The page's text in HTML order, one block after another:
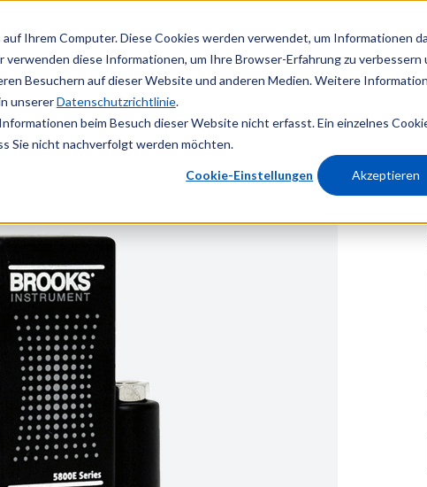
Ihrem Computer. Diese Cookies werden verwendet, um Informationen
diese Informationen, um Ihre Browser-Erfahrung zu verbessern
Besuchern auf dieser Website und anderen Medien. Weitere
unsererDatenschutzrichtlinie.
beim Besuch dieser Website nicht erfasst. Ein einzelnes
Sie nicht nachverfolgt werden möchten.
Cookie-Einstellungen Akzeptieren
Märkte Service & Support